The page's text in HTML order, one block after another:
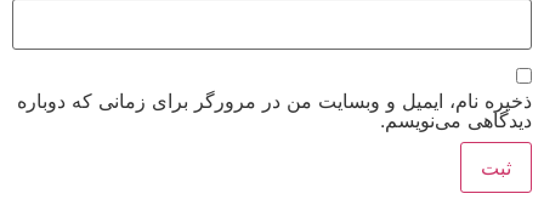
ذخیره نام، ایمیل و وبسایت من در مرورگر برای زمانی که دوباره
دیدگاهی می‌نویسم.